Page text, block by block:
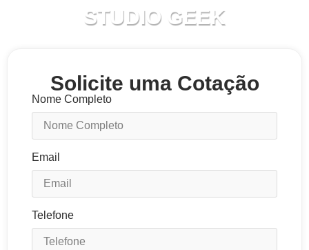
STUDIO GEEK
Solicite uma Cotação
Nome Completo
Email
Telefone